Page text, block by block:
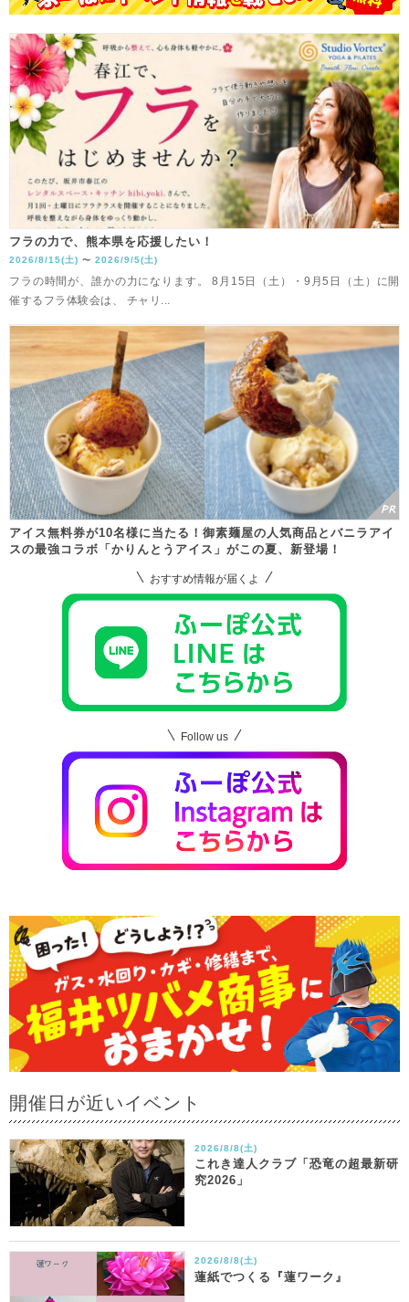
フラの力で、熊本県を応援したい！
2026/8/15(土) 〜 2026/9/5(土)
フラの時間が、誰かの力になります。 8月15日（土）・9月5日（土）に開
催するフラ体験会は、 チャリ...
アイス無料券が10名様に当たる！御素麺屋の人気商品とバニラアイ
スの最強コラボ「かりんとうアイス」がこの夏、新登場！
おすすめ情報が届くよ
Follow us
開催日が近いイベント
2026/8/8(土)
これき達人クラブ「恐竜の超最新研
究2026」
2026/8/8(土)
蓮紙でつくる『蓮ワーク』